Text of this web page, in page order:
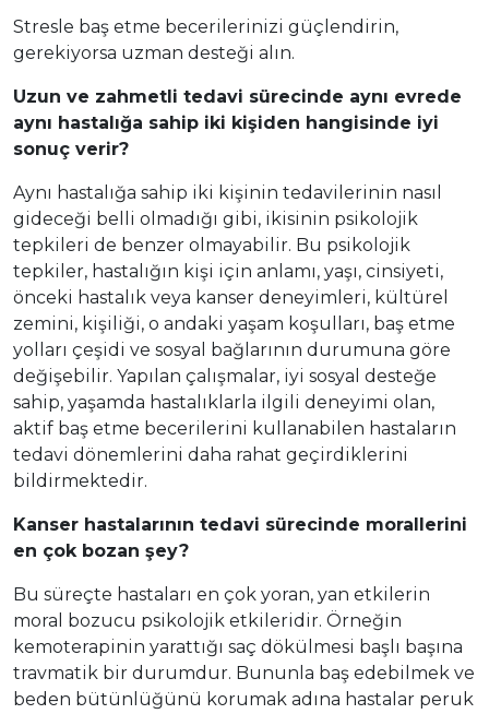
Stresle baş etme becerilerinizi güçlendirin,
gerekiyorsa uzman desteği alın.
Uzun ve zahmetli tedavi sürecinde aynı evrede
aynı hastalığa sahip iki kişiden hangisinde iyi
sonuç verir?
Aynı hastalığa sahip iki kişinin tedavilerinin nasıl
gideceği belli olmadığı gibi, ikisinin psikolojik
tepkileri de benzer olmayabilir. Bu psikolojik
tepkiler, hastalığın kişi için anlamı, yaşı, cinsiyeti,
önceki hastalık veya kanser deneyimleri, kültürel
zemini, kişiliği, o andaki yaşam koşulları, baş etme
yolları çeşidi ve sosyal bağlarının durumuna göre
değişebilir. Yapılan çalışmalar, iyi sosyal desteğe
sahip, yaşamda hastalıklarla ilgili deneyimi olan,
aktif baş etme becerilerini kullanabilen hastaların
tedavi dönemlerini daha rahat geçirdiklerini
bildirmektedir.
Kanser hastalarının tedavi sürecinde morallerini
en çok bozan şey?
Bu süreçte hastaları en çok yoran, yan etkilerin
moral bozucu psikolojik etkileridir. Örneğin
kemoterapinin yarattığı saç dökülmesi başlı başına
travmatik bir durumdur. Bununla baş edebilmek ve
beden bütünlüğünü korumak adına hastalar peruk